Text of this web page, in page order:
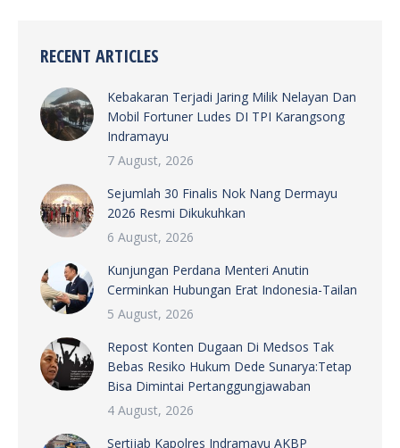
RECENT ARTICLES
Kebakaran Terjadi Jaring Milik Nelayan Dan
Mobil Fortuner Ludes DI TPI Karangsong
Indramayu
7 August, 2026
Sejumlah 30 Finalis Nok Nang Dermayu
2026 Resmi Dikukuhkan
6 August, 2026
Kunjungan Perdana Menteri Anutin
Cerminkan Hubungan Erat Indonesia-Tailan
5 August, 2026
Repost Konten Dugaan Di Medsos Tak
Bebas Resiko Hukum Dede Sunarya:Tetap
Bisa Dimintai Pertanggungjawaban
4 August, 2026
Sertijab Kapolres Indramayu AKBP